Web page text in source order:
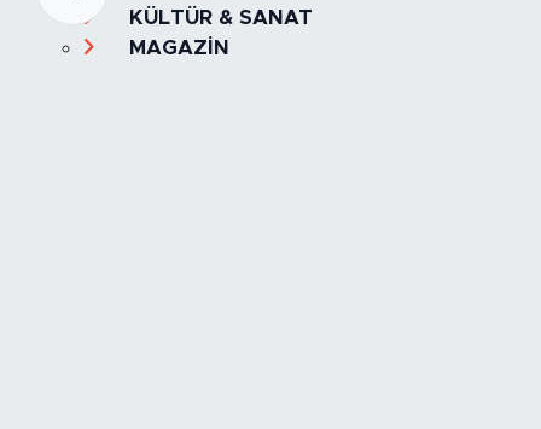
KÜLTÜR & SANAT
MAGAZİN